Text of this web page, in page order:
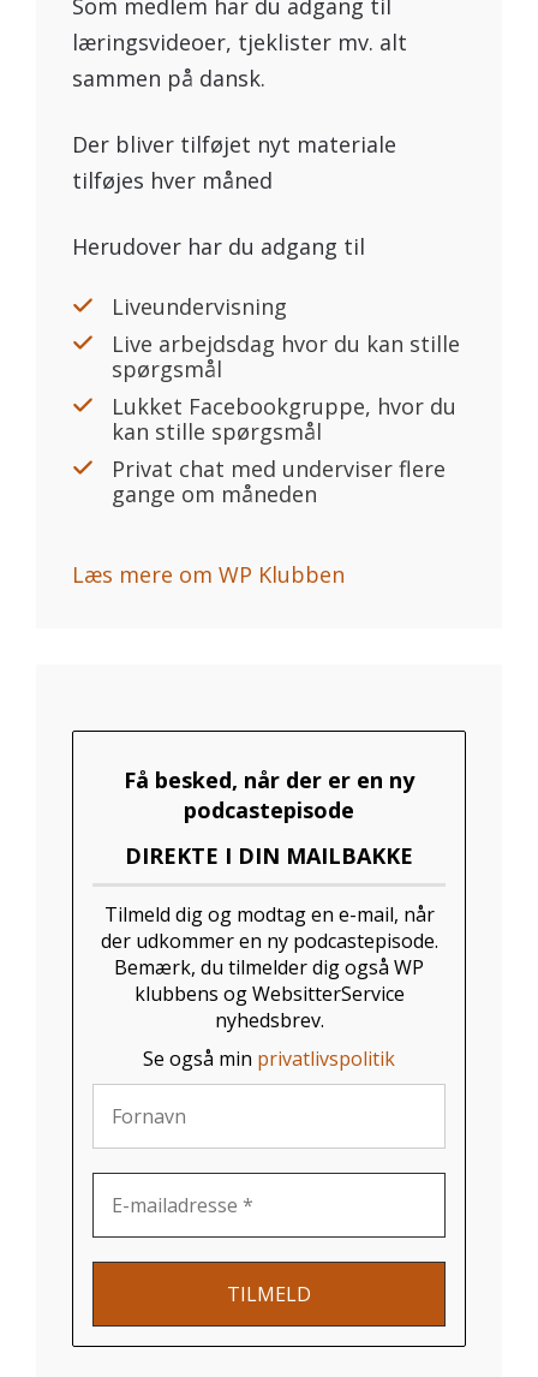
læringsvideoer, tjeklister mv. alt
sammen på dansk.
Der bliver tilføjet nyt materiale
tilføjes hver måned
Herudover har du adgang til
Liveundervisning
Live arbejdsdag hvor du kan stille
spørgsmål
Lukket Facebookgruppe, hvor du
kan stille spørgsmål
Privat chat med underviser flere
gange om måneden
Læs mere om WP Klubben
Få besked, når der er en ny
podcastepisode
DIREKTE I DIN MAILBAKKE
Tilmeld dig og modtag en e-mail, når
der udkommer en ny podcastepisode.
Bemærk, du tilmelder dig også WP
klubbens og WebsitterService
nyhedsbrev.
Se også min privatlivspolitik